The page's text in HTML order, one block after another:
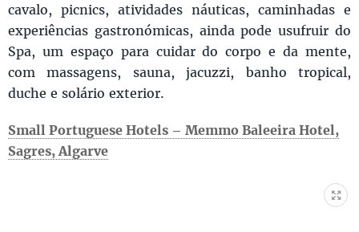
cavalo, picnics, atividades náuticas, caminhadas e
experiências gastronómicas, ainda pode usufruir do
Spa, um espaço para cuidar do corpo e da mente,
com massagens, sauna, jacuzzi, banho tropical,
duche e solário exterior.
Small Portuguese Hotels – Memmo Baleeira Hotel,
Sagres, Algarve